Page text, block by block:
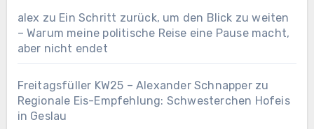
alex zu Ein Schritt zurück, um den Blick zu weiten
– Warum meine politische Reise eine Pause macht,
aber nicht endet
Freitagsfüller KW25 – Alexander Schnapperzu
Regionale Eis-Empfehlung: Schwesterchen Hofeis
in Geslau